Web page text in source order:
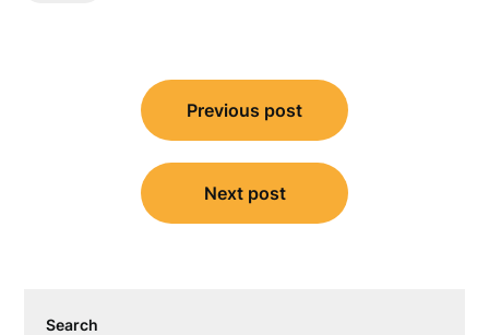
navigation
Previous post
Next post
Search